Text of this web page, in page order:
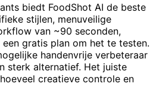
biedt FoodShot AI de beste
stijlen, menuveilige
van ~90 seconden,
gratis plan om het te testen.
handenvrije verbeteraar
sterk alternatief. Het juiste
creatieve controle en